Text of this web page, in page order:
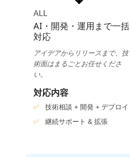
ALL
AI・開発・運用まで一括
対応
アイデアからリリースまで、技
術面はまるごとお任せくださ
い。
対応内容
技術相談 + 開発 + デプロイ
継続サポート & 拡張